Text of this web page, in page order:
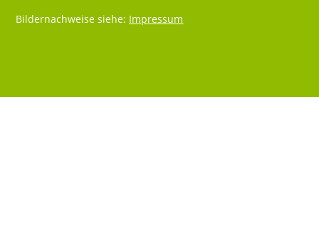
Bildernachweise siehe: Impressum